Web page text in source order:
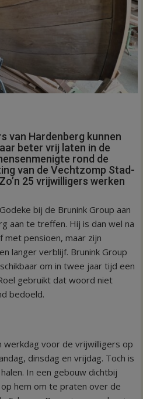
van Hardenberg kunnen
beter vrij laten in de
rond de
van de Vechtzomp Stad-
25 vrijwilligers werken
bij de Brunink Group aan
aan te treffen. Hij is dan wel na
pensioen, maar zijn
langer verblijf. Brunink Group
om in twee jaar tijd een
gebruikt dat woord niet
bedoeld.
werkdag voor de vrijwilligers op
dinsdag en vrijdag. Toch is
In een gebouw dichtbij
hem om te praten over de